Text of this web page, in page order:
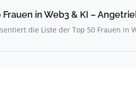
Frauen in Web3 & KI –
die Liste der Top 50 Frauen in